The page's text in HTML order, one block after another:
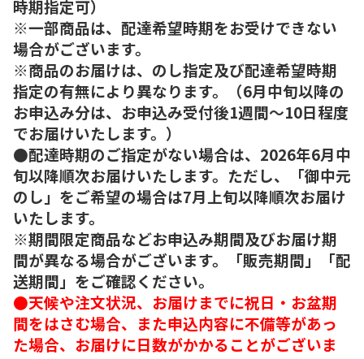
時期指定可）
※一部商品は、配達希望時期をお受けできない
場合がございます。
※商品のお届けは、のし指定及び配達希望時期
指定の有無により異なります。（6月中旬以降の
お申込み分は、お申込み受付後1週間～10日程度
でお届けいたします。）
●配達時期のご指定がない場合は、2026年6月中
旬以降順次お届けいたします。ただし、「御中元
のし」をご希望の場合は7月上旬以降順次お届け
いたします。
※期間限定商品などお申込み期間及びお届け期
間が異なる場合がございます。「販売期間」「配
送期間」をご確認ください。
●天候や注文状況、お届けまでに祝日・お盆期
間をはさむ場合、また申込内容に不備等があっ
た場合、お届けに日数がかかることがございま